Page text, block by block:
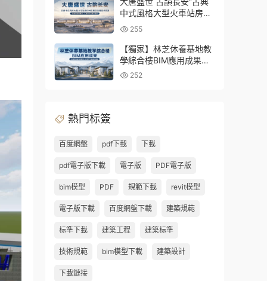
中式風格大型火車站房
BIM應用及關鍵技術研發
（含全套BIM模型、彙報
PPT及演示視頻）
255
【獨家】林芝休養基地教
學綜合樓BIM應用成果
（全套資料含BIM模型、
252
熱門标簽
百度網盤 pdf下載 下載
pdf電子版下載 電子版 PDF電子版
bim模型 PDF 規範下載 revit模型
電子版下載 百度網盤下載 建築規範
标準下載 建築工程 建築标準
技術規範 bim模型下載 建築設計
下載鏈接